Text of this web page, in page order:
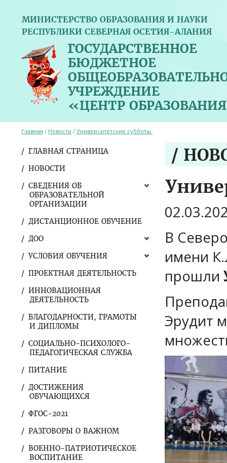
МИНИСТЕРСТВО ОБРАЗОВАНИЯ И НАУКИ
РЕСПУБЛИКИ СЕВЕРНАЯ ОСЕТИЯ-АЛАНИЯ
ГОСУДАРСТВЕННОЕ
БЮДЖЕТНОЕ
УЧРЕЖДЕНИЕ
«ЦЕНТР
ГЛАВНАЯ СТРАНИЦА
НОВОСТИ
СВЕДЕНИЯ ОБ
ОБРАЗОВАТЕЛЬНОЙ
ОРГАНИЗАЦИИ
ДИСТАНЦИОННОЕ ОБУЧЕНИЕ
ДОО
УСЛОВИЯ ОБУЧЕНИЯ
ПРОЕКТНАЯ ДЕЯТЕЛЬНОСТЬ
ИННОВАЦИОННАЯ
ДЕЯТЕЛЬНОСТЬ
БЛАГОДАРНОСТИ, ГРАМОТЫ
И ДИПЛОМЫ
СОЦИАЛЬНО-ПСИХОЛОГО-
ПЕДАГОГИЧЕСКАЯ СЛУЖБА
ПИТАНИЕ
ДОСТИЖЕНИЯ
ОБУЧАЮЩИХСЯ
ФГОС-2021
РАЗГОВОРЫ О ВАЖНОМ
ВОЕННО-ПАТРИОТИЧЕСКОЕ
ВОСПИТАНИЕ
Главная / Новости / Университетские субботы.
/
В
имени
прошли
Эрудит